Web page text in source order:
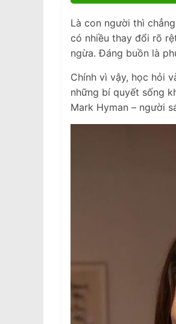
Là con người thì
có nhiều thay đổi rõ
ngừa. Đáng buồn là
Chính vì vậy, học hỏi
những bí quyết sống
Mark Hyman – người